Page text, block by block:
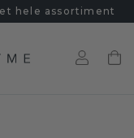
hele assortiment